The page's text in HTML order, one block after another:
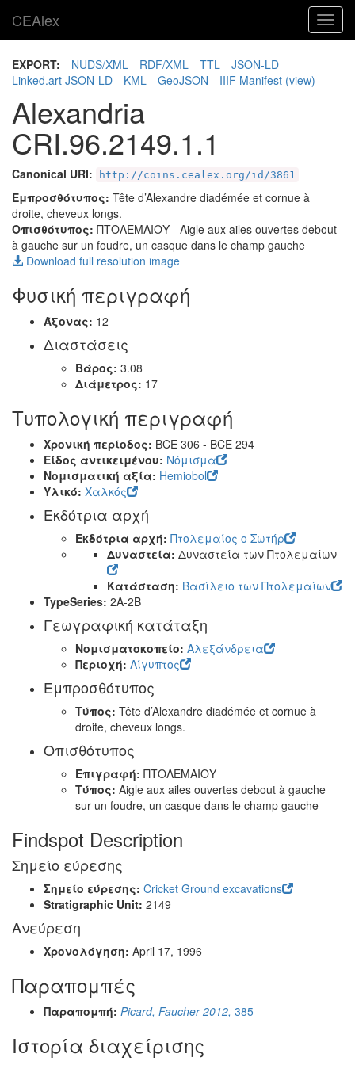
CEAlex
EXPORT: NUDS/XML RDF/XML TTL
JSON-LD
Linked.art JSON-LD
KML GeoJSON IIIF Manifest (view)
Alexandria
CRI.96.2149.1.1
Canonical URI: http://coins.cealex.org/id/3861
Εμπροσθότυπος: Tête d’Alexandre diadémée et cornue à
droite, cheveux longs.
Οπισθότυπος: ΠΤΟΛΕΜΑΙΟΥ - Aigle aux ailes ouvertes debout
à gauche sur un foudre, un casque dans le champ gauche
Download full resolution image
Φυσική περιγραφή
Άξονας: 12
Διαστάσεις
Βάρος: 3.08
Διάμετρος: 17
Τυπολογική περιγραφή
Χρονική περίοδος: BCE 306 - BCE 294
Είδος αντικειμένου: Νόμισμα
Νομισματική αξία: Hemiobol
Υλικό: Χαλκός
Εκδότρια αρχή
Εκδότρια αρχή: Πτολεμαίος ο Σωτήρ
Δυναστεία: Δυναστεία των Πτολεμαίων
Κατάσταση: Βασίλειο των Πτολεμαίων
TypeSeries: 2A-2B
Γεωγραφική κατάταξη
Νομισματοκοπείο: Αλεξάνδρεια
Περιοχή: Αίγυπτος
Εμπροσθότυπος
Τύπος: Tête d’Alexandre diadémée et cornue à
droite, cheveux longs.
Οπισθότυπος
Επιγραφή: ΠΤΟΛΕΜΑΙΟΥ
Τύπος: Aigle aux ailes ouvertes debout à gauche
sur un foudre, un casque dans le champ gauche
Findspot Description
Σημείο εύρεσης
Σημείο εύρεσης: Cricket Ground excavations
Stratigraphic Unit: 2149
Ανεύρεση
Χρονολόγηση: April 17, 1996
Παραπομπές
Παραπομπή: Picard, Faucher 2012, 385
Ιστορία διαχείρισης